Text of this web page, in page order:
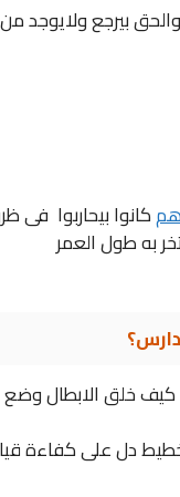
بيرجع ولايوجد
كانوا بيحاربوا
به طول العمر
خلق الابطال وضع
دل على كفاءة